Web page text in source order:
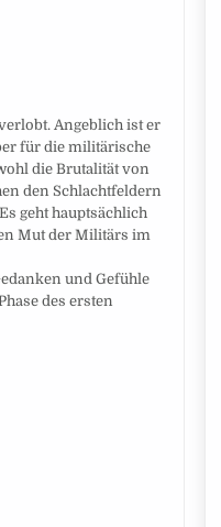
Angeblich ist er
für die militärische
die Brutalität von
den Schlachtfeldern
geht hauptsächlich
Mut der Militärs im
und Gefühle
des ersten